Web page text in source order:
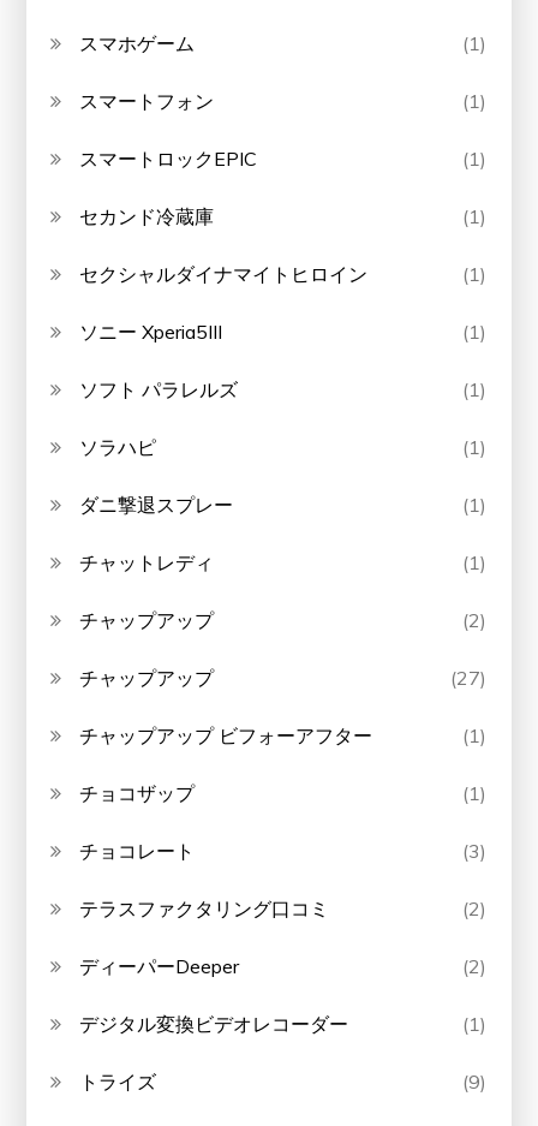
スマホゲーム (1)
スマートフォン (1)
スマートロックEPIC (1)
セカンド冷蔵庫 (1)
セクシャルダイナマイトヒロイン (1)
ソニー Xperia5III (1)
ソフト パラレルズ (1)
ソラハピ (1)
ダニ撃退スプレー (1)
チャットレディ (1)
チャップアップ (2)
チャップアップ (27)
チャップアップ ビフォーアフター (1)
チョコザップ (1)
チョコレート (3)
テラスファクタリング口コミ (2)
ディーパーDeeper (2)
デジタル変換ビデオレコーダー (1)
トライズ (9)